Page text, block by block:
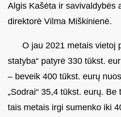
Algis Kašėta ir savivaldybės
direktorė Vilma Miškinienė.
O jau 2021 metais vietoj
statyba“ patyrė 330 tūkst.
– beveik 400 tūkst. eurų
„Sodrai“ 35,4 tūkst. eurų.
tais metais irgi sumenko iki